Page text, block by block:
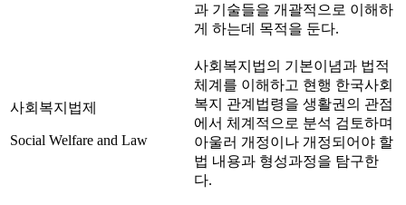
과 기술들을 개괄적으로 이해하
게 하는데 목적을 둔다.
사회복지법제
Social Welfare and Law
사회복지법의 기본이념과 법적
체계를 이해하고 현행 한국사회
복지 관계법령을 생활권의 관점
에서 체계적으로 분석 검토하며
아울러 개정이나 개정되어야 할
법 내용과 형성과정을 탐구한
다.